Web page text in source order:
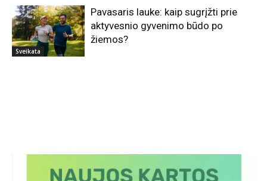
Sveikata
Pavasaris lauke: kaip sugrįžti prie
aktyvesnio gyvenimo būdo po
žiemos?